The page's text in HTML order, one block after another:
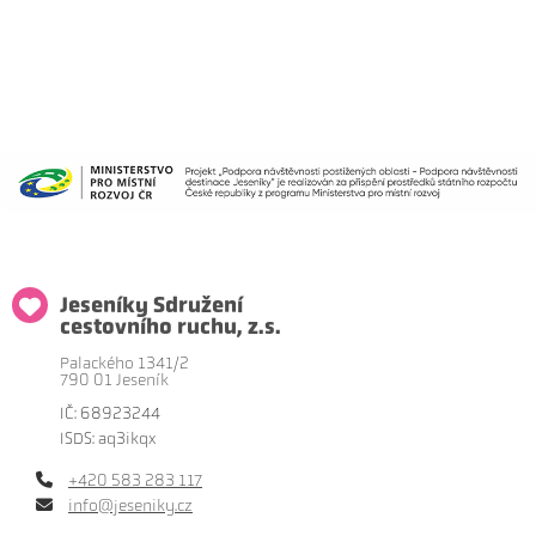
Jeseníky Sdružení
cestovního ruchu, z.s.
Palackého 1341/2
790 01 Jeseník
IČ: 68923244
ISDS: aq3ikqx
+420 583 283 117
info@jeseniky.cz